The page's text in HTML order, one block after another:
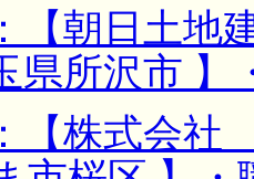
【朝日土地
県所沢市 】
【株式会